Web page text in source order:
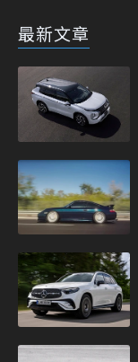
最新文章